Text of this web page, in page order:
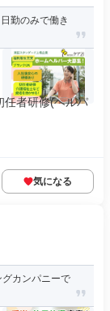
勤のみで働き
任者研修(ヘルパ
気になる
カンパニーで